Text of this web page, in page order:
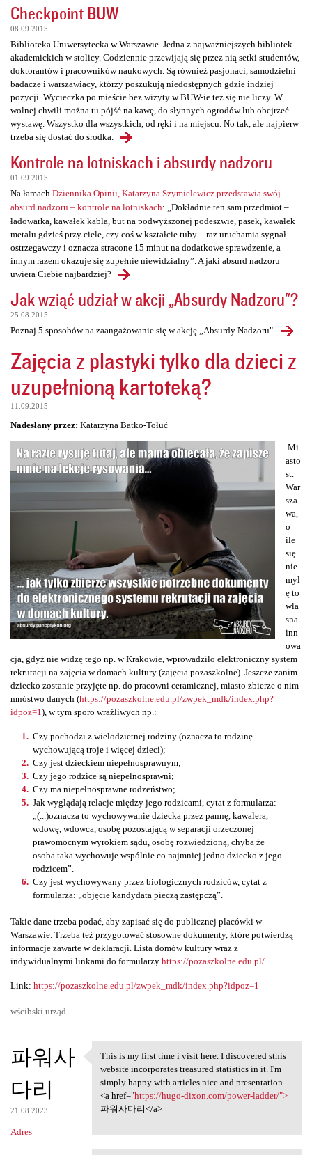
Checkpoint BUW
08.09.2015
Biblioteka Uniwersytecka w Warszawie. Jedna z najważniejszych bibliotek
akademickich w stolicy. Codziennie przewijają się przez nią setki studentów,
doktorantów i pracowników naukowych. Są również pasjonaci, samodzielni
badacze i warszawiacy, którzy poszukują niedostępnych gdzie indziej
pozycji. Wycieczka po mieście bez wizyty w BUW-ie też się nie liczy. W
wolnej chwili można tu pójść na kawę, do słynnych ogrodów lub obejrzeć
wystawę. Wszystko dla wszystkich, od ręki i na miejscu. No tak, ale najpierw
trzeba się dostać do środka.
Kontrole na lotniskach i absurdy nadzoru
01.09.2015
Na łamach Dziennika Opinii, Katarzyna Szymielewicz przedstawia swój
absurd nadzoru – kontrole na lotniskach: „Dokładnie ten sam przedmiot –
ładowarka, kawałek kabla, but na podwyższonej podeszwie, pasek, kawałek
metalu gdzieś przy ciele, czy coś w kształcie tuby – raz uruchamia sygnał
ostrzegawczy i oznacza stracone 15 minut na dodatkowe sprawdzenie, a
innym razem okazuje się zupełnie niewidzialny”. A jaki absurd nadzoru
uwiera Ciebie najbardziej?
Jak wziąć udział w akcji „Absurdy Nadzoru"?
25.08.2015
Poznaj 5 sposobów na zaangażowanie się w akcję „Absurdy Nadzoru".
Zajęcia z plastyki tylko dla dzieci z
uzupełnioną kartoteką?
11.09.2015
Nadesłany przez: Katarzyna Batko-Tołuć
Mi
asto
st.
War
sza
wa,
o
ile
się
nie
myl
ę to
wła
sna
inn
owa
cja, gdyż nie widzę tego np. w Krakowie, wprowadziło elektroniczny system
rekrutacji na zajęcia w domach kultury (zajęcia pozaszkolne). Jeszcze zanim
dziecko zostanie przyjęte np. do pracowni ceramicznej, miasto zbierze o nim
mnóstwo danych (https://pozaszkolne.edu.pl/zwpek_mdk/index.php?
idpoz=1), w tym sporo wrażliwych np.:
Czy pochodzi z wielodzietnej rodziny (oznacza to rodzinę
wychowującą troje i więcej dzieci);
Czy jest dzieckiem niepełnosprawnym;
Czy jego rodzice są niepełnosprawni;
Czy ma niepełnosprawne rodzeństwo;
Jak wyglądają relacje między jego rodzicami, cytat z formularza:
„(...)oznacza to wychowywanie dziecka przez pannę, kawalera,
wdowę, wdowca, osobę pozostającą w separacji orzeczonej
prawomocnym wyrokiem sądu, osobę rozwiedzioną, chyba że
osoba taka wychowuje wspólnie co najmniej jedno dziecko z jego
rodzicem”.
Czy jest wychowywany przez biologicznych rodziców, cytat z
formularza: „objęcie kandydata pieczą zastępczą”.
Takie dane trzeba podać, aby zapisać się do publicznej placówki w
Warszawie. Trzeba też przygotować stosowne dokumenty, które potwierdzą
informacje zawarte w deklaracji. Lista domów kultury wraz z
indywidualnymi linkami do formularzy https://pozaszkolne.edu.pl/
Link: https://pozaszkolne.edu.pl/zwpek_mdk/index.php?idpoz=1
wścibski urząd
K
o
m
e
n
파워사
다리
21.08.2023
Adres
This is my first time i visit
This is my first time i visit here. I discovered sthis
website incorporates treasured statistics in it. I'm
simply happy with articles nice and presentation.
<a href="https://hugo-dixon.com/power-ladder/">
파워사다리</a>